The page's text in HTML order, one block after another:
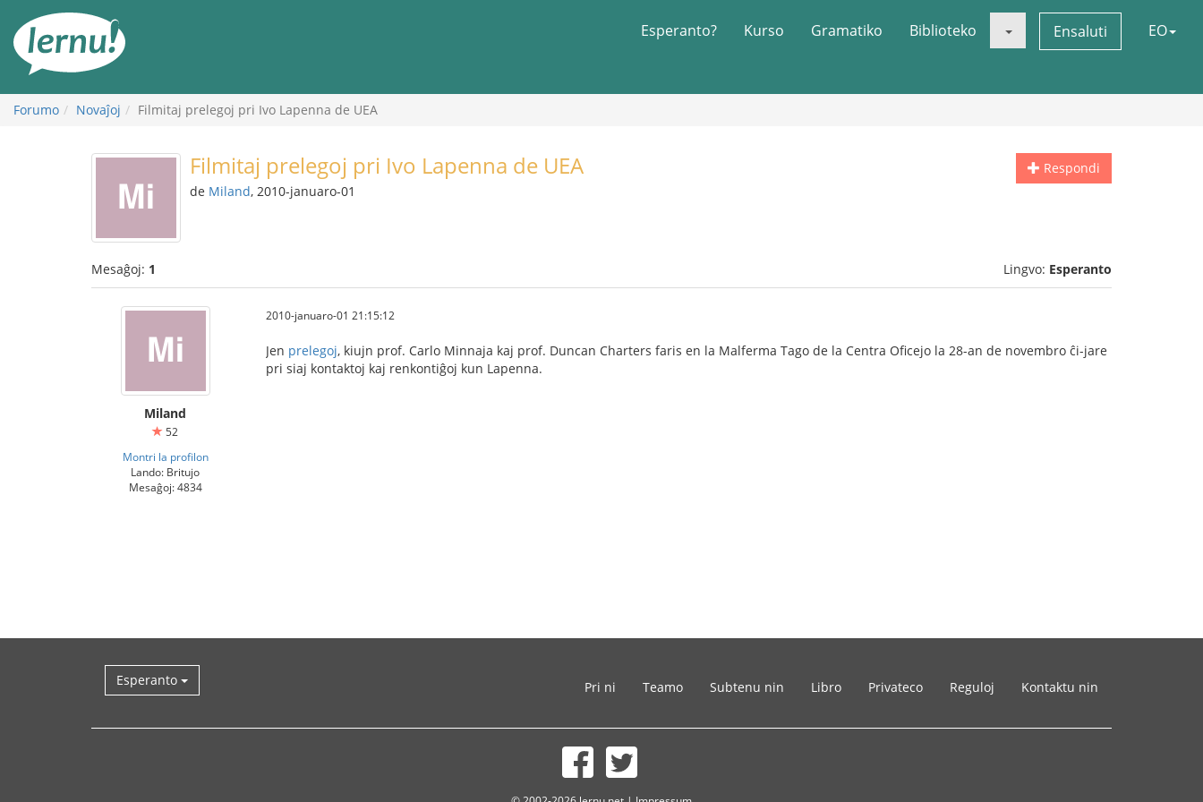
enhavo
Esperanto? Kurso Gramatiko Biblioteko Ensaluti EO
Forumo Novaĵoj Filmitaj prelegoj pri Ivo Lapenna de UEA
Respondi
Filmitaj prelegoj pri Ivo Lapenna de UEA
de Miland, 2010-januaro-01
Mesaĝoj: 1 Lingvo: Esperanto
Miland
52
Montri la profilon
Lando: Britujo
Mesaĝoj: 4834
2010-januaro-01 21:15:12
Jen prelegoj, kiujn prof. Carlo Minnaja kaj prof. Duncan Charters faris en la Malferma Tago de la Centra Oficejo la 28-an de novembro ĉi-jare
pri siaj kontaktoj kaj renkontiĝoj kun Lapenna.
Esperanto Pri ni Teamo Subtenu nin Libro Privateco Reguloj Kontaktu nin